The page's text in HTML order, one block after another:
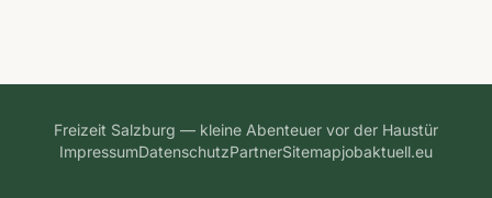
Freizeit Salzburg — kleine Abenteuer vor der Haustür
ImpressumDatenschutzPartnerSitemapjobaktuell.eu